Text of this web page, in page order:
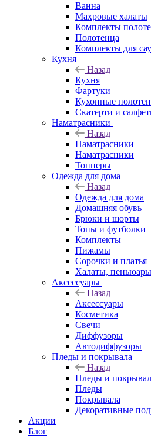
Ванна
Махровые халаты
Комплекты
Полотенца
Комплекты для
Кухня
Назад
Кухня
Фартуки
Кухонные
Скатерти и
Наматрасники
Назад
Наматрасники
Наматрасники
Топперы
Одежда для дома
Назад
Одежда для дома
Домашняя обувь
Брюки и шорты
Топы и футболки
Комплекты
Пижамы
Сорочки и платья
Халаты, пеньюары
Аксессуары
Назад
Аксессуары
Косметика
Свечи
Диффузоры
Автодиффузоры
Пледы и покрывала
Назад
Пледы и
Пледы
Покрывала
Декоративные
Акции
Блог